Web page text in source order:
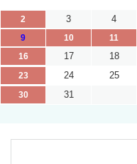
2
3 4
9
10 11
16
17 18
23
24 25
30
31